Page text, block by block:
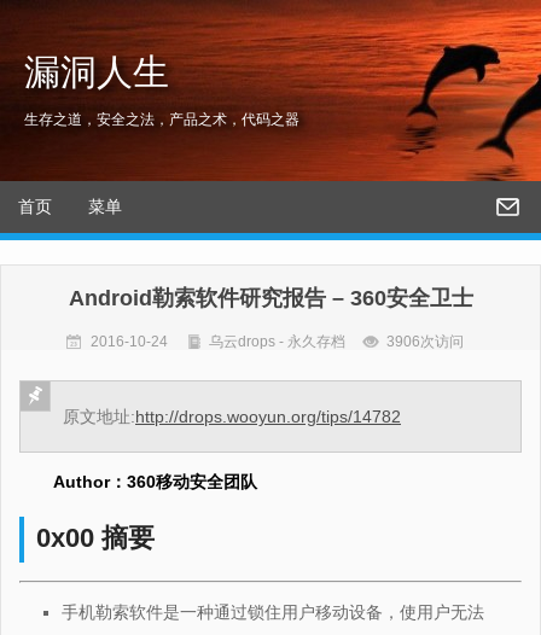
漏洞人生
生存之道，安全之法，产品之术，代码之器
首页 菜单
Android勒索软件研究报告 – 360安全卫士
2016-10-24 乌云drops - 永久存档 3906次访问
原文地址:http://drops.wooyun.org/tips/14782
Author：360移动安全团队
0x00 摘要
手机勒索软件是一种通过锁住用户移动设备，使用户无法